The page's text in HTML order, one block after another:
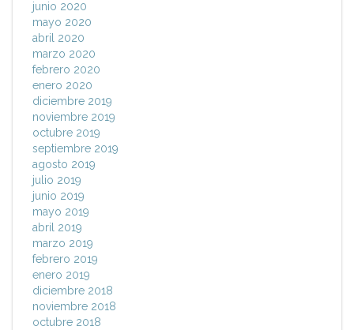
junio 2020
mayo 2020
abril 2020
marzo 2020
febrero 2020
enero 2020
diciembre 2019
noviembre 2019
octubre 2019
septiembre 2019
agosto 2019
julio 2019
junio 2019
mayo 2019
abril 2019
marzo 2019
febrero 2019
enero 2019
diciembre 2018
noviembre 2018
octubre 2018